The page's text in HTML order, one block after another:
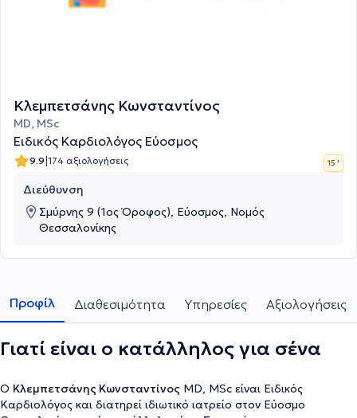
Κλεμπετσάνης Κωνσταντίνος
MD, MSc
Ειδικός Καρδιολόγος Εύοσμος
9.9|174 αξιολογήσεις 15 '
Διεύθυνση
Σμύρνης 9 (1ος Όροφος), Εύοσμος, Νομός
Θεσσαλονίκης
Προφίλ Διαθεσιμότητα Υπηρεσίες Αξιολογήσεις
Γιατί είναι ο κατάλληλος για σένα
Ο Κλεμπετσάνης Κωνσταντίνος MD, MSc είναι Ειδικός
Καρδιολόγος και διατηρεί ιδιωτικό ιατρείο στον Εύοσμο